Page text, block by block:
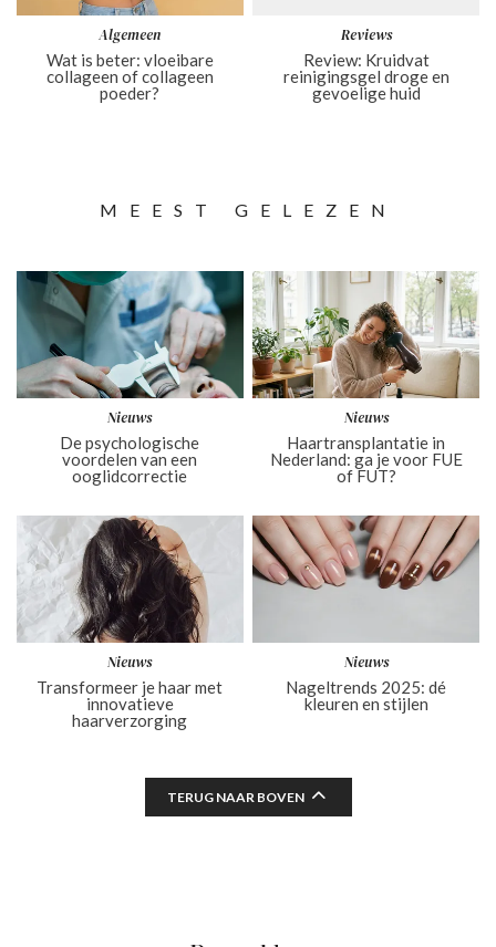
Algemeen
Wat is beter: vloeibare
collageen of collageen
poeder?
Reviews
Review: Kruidvat
reinigingsgel droge en
gevoelige huid
MEEST GELEZEN
Nieuws
De psychologische
voordelen van een
ooglidcorrectie
Nieuws
Haartransplantatie in
Nederland: ga je voor FUE
of FUT?
Nieuws
Transformeer je haar met
innovatieve
haarverzorging
Nieuws
Nageltrends 2025: dé
kleuren en stijlen
TERUG NAAR BOVEN